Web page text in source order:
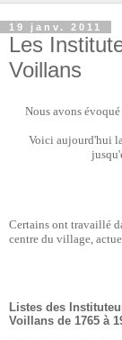
19 janv. 2011
Les
Voillans
Nous avons
Voici aujourd'hui
Certains ont travaillé
centre du village,
Listes des
Voillans de 1765 à